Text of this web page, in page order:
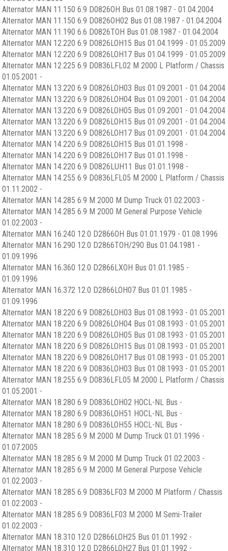
Alternator MAN 11.150 6.9 D0826OH Bus 01.08.1987 - 01.04.2004
Alternator MAN 11.150 6.9 D0826OH02 Bus 01.08.1987 - 01.04.2004
Alternator MAN 11.190 6.6 D0826TOH Bus 01.08.1987 - 01.04.2004
Alternator MAN 12.220 6.9 D0826LOH15 Bus 01.04.1999 - 01.05.2009
Alternator MAN 12.220 6.9 D0826LOH17 Bus 01.04.1999 - 01.05.2009
Alternator MAN 12.225 6.9 D0836LFL02 M 2000 L Platform / Chassis
01.05.2001 -
Alternator MAN 13.220 6.9 D0826LOH03 Bus 01.09.2001 - 01.04.2004
Alternator MAN 13.220 6.9 D0826LOH04 Bus 01.09.2001 - 01.04.2004
Alternator MAN 13.220 6.9 D0826LOH05 Bus 01.09.2001 - 01.04.2004
Alternator MAN 13.220 6.9 D0826LOH15 Bus 01.09.2001 - 01.04.2004
Alternator MAN 13.220 6.9 D0826LOH17 Bus 01.09.2001 - 01.04.2004
Alternator MAN 14.220 6.9 D0826LOH15 Bus 01.01.1998 -
Alternator MAN 14.220 6.9 D0826LOH17 Bus 01.01.1998 -
Alternator MAN 14.220 6.9 D0826LUH11 Bus 01.01.1998 -
Alternator MAN 14.255 6.9 D0836LFL05 M 2000 L Platform / Chassis
01.11.2002 -
Alternator MAN 14.285 6.9 M 2000 M Dump Truck 01.02.2003 -
Alternator MAN 14.285 6.9 M 2000 M General Purpose Vehicle
01.02.2003 -
Alternator MAN 16.240 12.0 D2866OH Bus 01.01.1979 - 01.08.1996
Alternator MAN 16.290 12.0 D2866TOH/290 Bus 01.04.1981 -
01.09.1996
Alternator MAN 16.360 12.0 D2866LXOH Bus 01.01.1985 -
01.09.1996
Alternator MAN 16.372 12.0 D2866LOH07 Bus 01.01.1985 -
01.09.1996
Alternator MAN 18.220 6.9 D0826LOH03 Bus 01.08.1993 - 01.05.2001
Alternator MAN 18.220 6.9 D0826LOH04 Bus 01.08.1993 - 01.05.2001
Alternator MAN 18.220 6.9 D0826LOH05 Bus 01.08.1993 - 01.05.2001
Alternator MAN 18.220 6.9 D0826LOH15 Bus 01.08.1993 - 01.05.2001
Alternator MAN 18.220 6.9 D0826LOH17 Bus 01.08.1993 - 01.05.2001
Alternator MAN 18.220 6.9 D0836LOH03 Bus 01.08.1993 - 01.05.2001
Alternator MAN 18.255 6.9 D0836LFL05 M 2000 L Platform / Chassis
01.05.2001 -
Alternator MAN 18.280 6.9 D0836LOH02 HOCL-NL Bus -
Alternator MAN 18.280 6.9 D0836LOH51 HOCL-NL Bus -
Alternator MAN 18.280 6.9 D0836LOH55 HOCL-NL Bus -
Alternator MAN 18.285 6.9 M 2000 M Dump Truck 01.01.1996 -
01.07.2005
Alternator MAN 18.285 6.9 M 2000 M Dump Truck 01.02.2003 -
Alternator MAN 18.285 6.9 M 2000 M General Purpose Vehicle
01.02.2003 -
Alternator MAN 18.285 6.9 D0836LF03 M 2000 M Platform / Chassis
01.02.2003 -
Alternator MAN 18.285 6.9 D0836LF03 M 2000 M Semi-Trailer
01.02.2003 -
Alternator MAN 18.310 12.0 D2866LOH25 Bus 01.01.1992 -
Alternator MAN 18.310 12.0 D2866LOH27 Bus 01.01.1992 -